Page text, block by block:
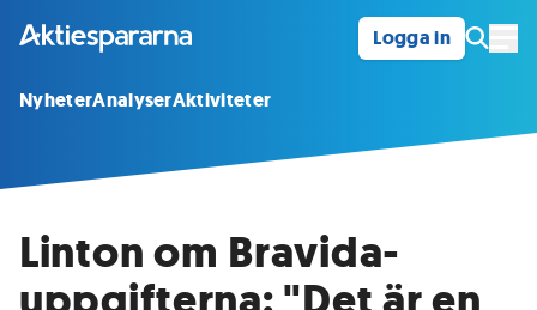
Logga in
NyheterAnalyserAktiviteter
Linton om Bravida-